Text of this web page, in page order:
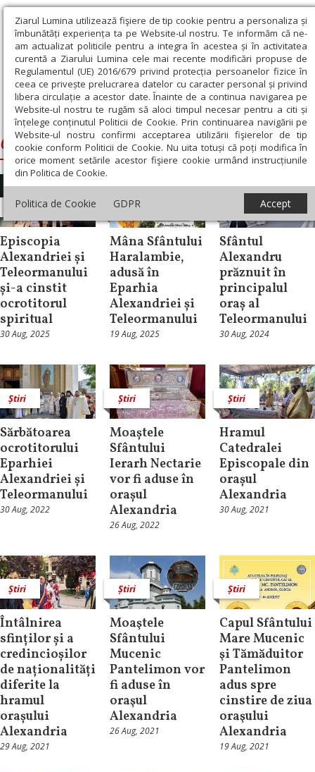
Ziarul Lumina utilizează fişiere de tip cookie pentru a personaliza și
îmbunătăți experiența ta pe Website-ul nostru. Te informăm că ne-
am actualizat politicile pentru a integra în acestea și în activitatea
curentă a Ziarului Lumina cele mai recente modificări propuse de
Regulamentul (UE) 2016/679 privind protecția persoanelor fizice în
ceea ce privește prelucrarea datelor cu caracter personal și privind
libera circulație a acestor date. Înainte de a continua navigarea pe
Website-ul nostru te rugăm să aloci timpul necesar pentru a citi și
înțelege conținutul Politicii de Cookie. Prin continuarea navigării pe
Website-ul nostru confirmi acceptarea utilizării fişierelor de tip
cookie conform Politicii de Cookie. Nu uita totuși că poți modifica în
orice moment setările acestor fişiere cookie urmând instrucțiunile
din Politica de Cookie.
Politica de Cookie GDPR Accept
Ziarul Lumina › Catedrala Sfantul Alexandru Alexandria
Catedrala Sfantul Alexandru Alexandria
Știri
Episcopia
Alexandriei și
Teleormanului
și-a cinstit
ocrotitorul
spiritual
30 Aug, 2025
Știri
Mâna Sfântului
Haralambie,
adusă în
Eparhia
Alexandriei și
Teleormanului
19 Aug, 2025
Sfântul
Alexandru
prăznuit în
principalul
oraș al
Teleormanului
30 Aug, 2024
Știri
Sărbătoarea
ocrotitorului
Eparhiei
Alexandriei și
Teleormanului
30 Aug, 2022
Știri
Moaștele
Sfântului
Ierarh Nectarie
vor fi aduse în
orașul
Alexandria
26 Aug, 2022
Știri
Hramul
Catedralei
Episcopale din
orașul
Alexandria
30 Aug, 2021
Știri
Întâlnirea
sfinților și a
credincioșilor
de naționalități
diferite la
hramul
orașului
Alexandria
29 Aug, 2021
Știri
Moaştele
Sfântului
Mucenic
Pantelimon vor
fi aduse în
oraşul
Alexandria
26 Aug, 2021
Știri
Capul Sfântului
Mare Mucenic
şi Tămăduitor
Pantelimon
adus spre
cinstire de ziua
oraşului
Alexandria
19 Aug, 2021